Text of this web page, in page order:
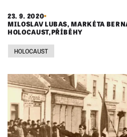
23. 9. 2020
MILOSLAV LUBAS, MARKÉTA
HOLOCAUST,PŘÍBĚHY
HOLOCAUST